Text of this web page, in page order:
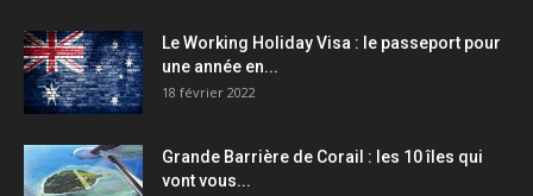
Le Working Holiday Visa : le passeport pour
une année en...
18 février 2022
Grande Barrière de Corail : les 10 îles qui
vont vous...